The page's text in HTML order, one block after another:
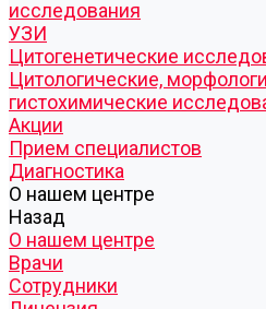
исследования
УЗИ
Цитогенетические
Цитологические,
гистохимические
Акции
Прием специалистов
Диагностика
О нашем центре
Назад
О нашем центре
Врачи
Сотрудники